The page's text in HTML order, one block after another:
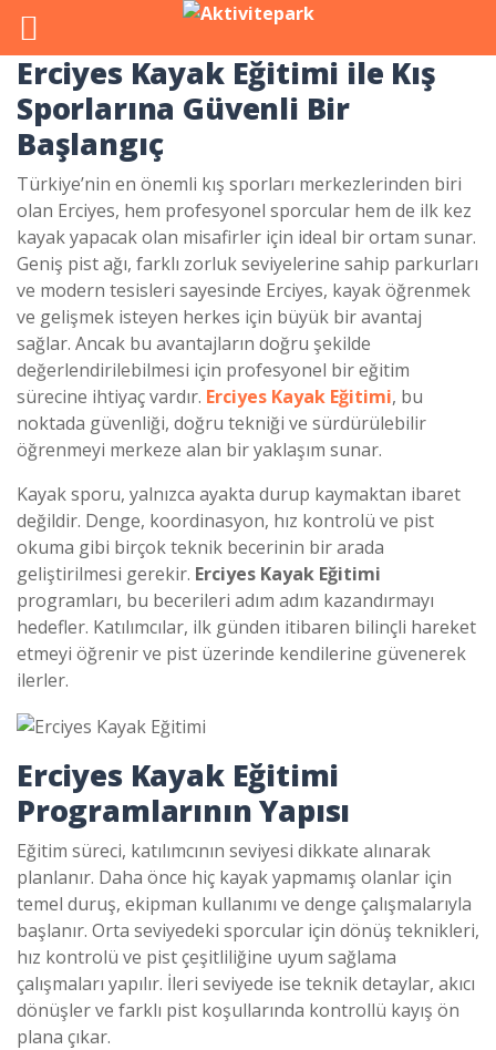
Erciyes Kayak Eğitimi ile Kış
Sporlarına Güvenli Bir
Başlangıç
Türkiye’nin en önemli kış sporları merkezlerinden biri
olan Erciyes, hem profesyonel sporcular hem de ilk kez
kayak yapacak olan misafirler için ideal bir ortam sunar.
Geniş pist ağı, farklı zorluk seviyelerine sahip parkurları
ve modern tesisleri sayesinde Erciyes, kayak öğrenmek
ve gelişmek isteyen herkes için büyük bir avantaj
sağlar. Ancak bu avantajların doğru şekilde
değerlendirilebilmesi için profesyonel bir eğitim
sürecine ihtiyaç vardır. Erciyes Kayak Eğitimi, bu
noktada güvenliği, doğru tekniği ve sürdürülebilir
öğrenmeyi merkeze alan bir yaklaşım sunar.
Kayak sporu, yalnızca ayakta durup kaymaktan ibaret
değildir. Denge, koordinasyon, hız kontrolü ve pist
okuma gibi birçok teknik becerinin bir arada
geliştirilmesi gerekir. Erciyes Kayak Eğitimi
programları, bu becerileri adım adım kazandırmayı
hedefler. Katılımcılar, ilk günden itibaren bilinçli hareket
etmeyi öğrenir ve pist üzerinde kendilerine güvenerek
ilerler.
Erciyes Kayak Eğitimi
Programlarının Yapısı
Eğitim süreci, katılımcının seviyesi dikkate alınarak
planlanır. Daha önce hiç kayak yapmamış olanlar için
temel duruş, ekipman kullanımı ve denge çalışmalarıyla
başlanır. Orta seviyedeki sporcular için dönüş teknikleri,
hız kontrolü ve pist çeşitliliğine uyum sağlama
çalışmaları yapılır. İleri seviyede ise teknik detaylar, akıcı
dönüşler ve farklı pist koşullarında kontrollü kayış ön
plana çıkar.